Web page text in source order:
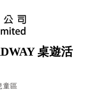
桌遊活
童區